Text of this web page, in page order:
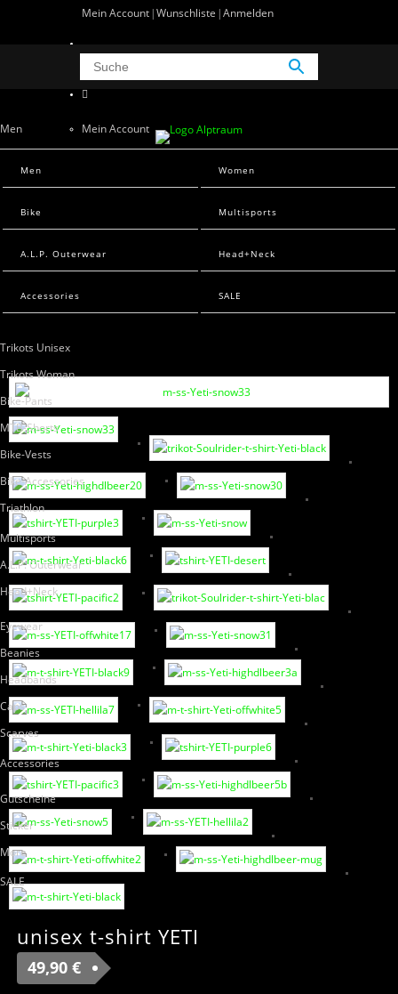
Mein Account Wunschliste Anmelden
Men
Men Sweats
Men T-Shirts
Women
Women Sweats
Bike
Trikots Unisex
Trikots Woman
Bike-Pants
MTB-Shorts
Bike-Vests
Bike-Accessories
Triathlon
Multisports
A.L.P. Outerwear
Head+Neck
Eyewear
Beanies
Headbands
Caps
Scarves
Accessories
Gutscheine
Sticker
More
SALE
Mein Account
Men Women
Bike Multisports
A.L.P. Outerwear Head+Neck
Accessories SALE
unisex t-shirt YETI
49,90 €